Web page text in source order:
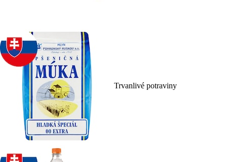
Trvanlivé potraviny